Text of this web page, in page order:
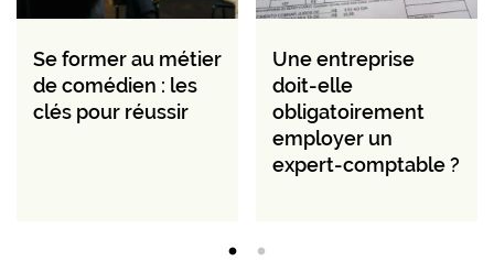
Se former au métier
de comédien : les
clés pour réussir
Une entreprise
doit-elle
obligatoirement
employer un
expert-comptable ?